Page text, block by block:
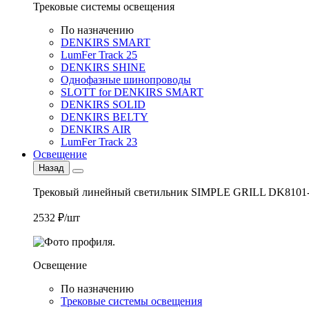
Трековые системы освещения
По назначению
DENKIRS SMART
LumFer Track 25
DENKIRS SHINE
Однофазные шинопроводы
SLOTT for DENKIRS SMART
DENKIRS SOLID
DENKIRS BELTY
DENKIRS AIR
LumFer Track 23
Освещение
Назад
Трековый линейный светильник SIMPLE GRILL
2532 ₽/шт
Освещение
По назначению
Трековые системы освещения